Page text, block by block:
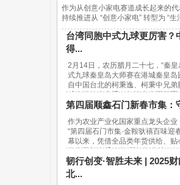
作为从创意小家电赛道成长起来的
持续推进从 “创意小家电” 转型为 “生
台湾同胞中式九球更厉害？
得...
2月14日，农历腊月二十七，“秦
式九球秦皇岛大师赛在港城秦皇
自中国台北的柯秉逸、柯秉中兄
球内地传统高手，包揽赛事冠亚军
第四届顺鑫石门新春市集：
作为农业产业化国家重点龙头企
“第四届石门市集·金鞍驮禧百味迎
幕以来，凭借全品类年货供给、
为市民新春采购的“网红打卡地”。
韧行创变·智胜未来 | 2025
北...